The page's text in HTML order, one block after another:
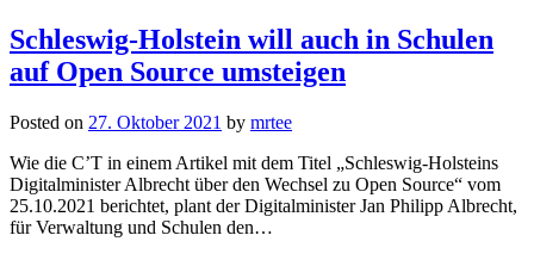
Schleswig-Holstein will auch in Schulen
auf Open Source umsteigen
Posted on 27. Oktober 2021 by mrtee
Wie die C’T in einem Artikel mit dem Titel „Schleswig-Holsteins
Digitalminister Albrecht über den Wechsel zu Open Source“ vom
25.10.2021 berichtet, plant der Digitalminister Jan Philipp Albrecht,
für Verwaltung und Schulen den…